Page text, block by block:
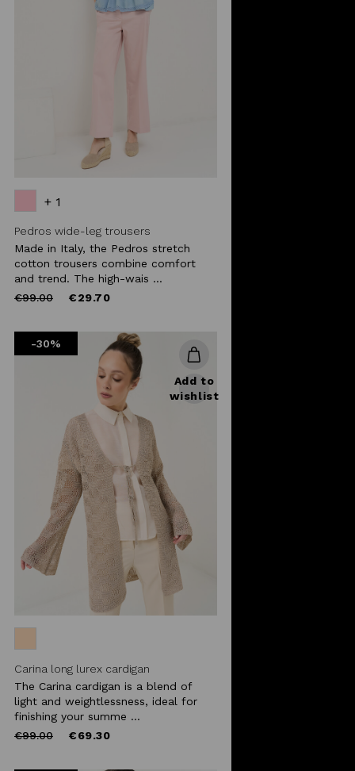
+ 1
Pedros wide-leg trousers
Made in Italy, the Pedros stretch
cotton trousers combine comfort
and trend. The high-wais ...
Price
€99.00to €29.70
-30%
Add to
wishlist
Carina long lurex cardigan
The Carina cardigan is a blend of
light and weightlessness, ideal for
finishing your summe ...
Price
€99.00to €69.30